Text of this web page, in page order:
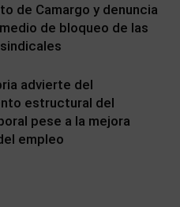
de Camargo y denuncia
de bloqueo de las
advierte del
estructural del
pese a la mejora
empleo